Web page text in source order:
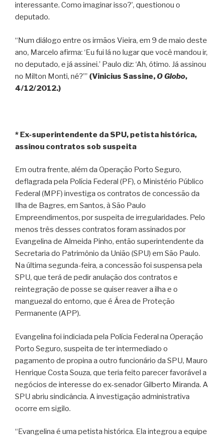
interessante. Como imaginar isso?’, questionou o
deputado.
“Num diálogo entre os irmãos Vieira, em 9 de maio deste
ano, Marcelo afirma: ‘Eu fui lá no lugar que você mandou ir,
no deputado, e já assinei.’ Paulo diz: ‘Ah, ótimo. Já assinou
no Milton Monti, né?’” (Vinicius Sassine,O Globo,
4/12/2012.)
* Ex-superintendente da SPU, petista histórica,
assinou contratos sob suspeita
Em outra frente, além da Operação Porto Seguro,
deflagrada pela Polícia Federal (PF), o Ministério Público
Federal (MPF) investiga os contratos de concessão da
Ilha de Bagres, em Santos, à São Paulo
Empreendimentos, por suspeita de irregularidades. Pelo
menos três desses contratos foram assinados por
Evangelina de Almeida Pinho, então superintendente da
Secretaria do Patrimônio da União (SPU) em São Paulo.
Na última segunda-feira, a concessão foi suspensa pela
SPU, que terá de pedir anulação dos contratos e
reintegração de posse se quiser reaver a ilha e o
manguezal do entorno, que é Área de Proteção
Permanente (APP).
Evangelina foi indiciada pela Polícia Federal na Operação
Porto Seguro, suspeita de ter intermediado o
pagamento de propina a outro funcionário da SPU, Mauro
Henrique Costa Souza, que teria feito parecer favorável a
negócios de interesse do ex-senador Gilberto Miranda. A
SPU abriu sindicância. A investigação administrativa
ocorre em sigilo.
“Evangelina é uma petista histórica. Ela integrou a equipe